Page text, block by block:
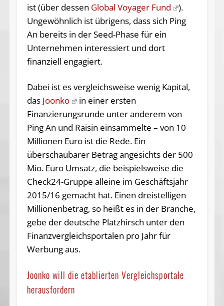
ist (über dessen Global Voyager Fund
).
Ungewöhnlich ist übrigens, dass sich Ping
An bereits in der Seed-Phase für ein
Unternehmen interessiert und dort
finanziell engagiert.
Dabei ist es vergleichsweise wenig Kapital,
das Joonko
in einer ersten
Finanzierungsrunde unter anderem von
Ping An und Raisin einsammelte – von 10
Millionen Euro ist die Rede. Ein
überschaubarer Betrag angesichts der 500
Mio. Euro Umsatz, die beispielsweise die
Check24-Gruppe alleine im Geschäftsjahr
2015/16 gemacht hat. Einen dreistelligen
Millionenbetrag, so heißt es in der Branche,
gebe der deutsche Platzhirsch unter den
Finanzvergleichsportalen pro Jahr für
Werbung aus.
Joonko will die etablierten Vergleichsportale
herausfordern